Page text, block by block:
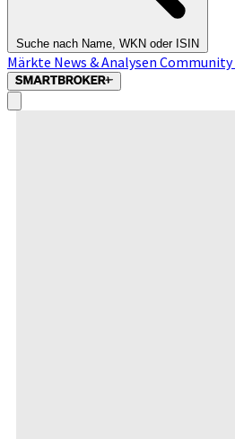
Suche nach Name, WKN oder ISIN
Märkte News & Analysen Community